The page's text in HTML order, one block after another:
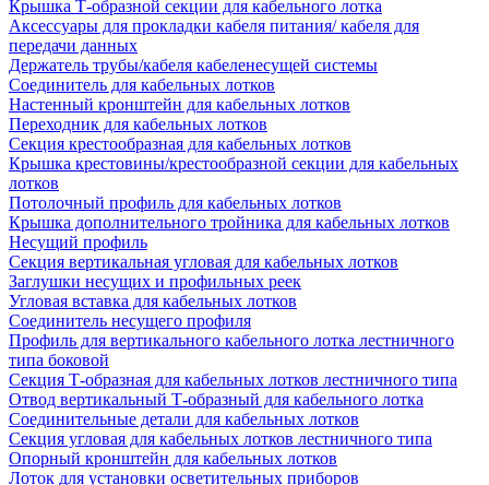
Крышка Т-образной секции для кабельного лотка
Аксессуары для прокладки кабеля питания/ кабеля для
передачи данных
Держатель трубы/кабеля кабеленесущей системы
Соединитель для кабельных лотков
Настенный кронштейн для кабельных лотков
Переходник для кабельных лотков
Секция крестообразная для кабельных лотков
Крышка крестовины/крестообразной секции для кабельных
лотков
Потолочный профиль для кабельных лотков
Крышка дополнительного тройника для кабельных лотков
Несущий профиль
Секция вертикальная угловая для кабельных лотков
Заглушки несущих и профильных реек
Угловая вставка для кабельных лотков
Соединитель несущего профиля
Профиль для вертикального кабельного лотка лестничного
типа боковой
Секция Т-образная для кабельных лотков лестничного типа
Отвод вертикальный Т-образный для кабельного лотка
Соединительные детали для кабельных лотков
Секция угловая для кабельных лотков лестничного типа
Опорный кронштейн для кабельных лотков
Лоток для установки осветительных приборов